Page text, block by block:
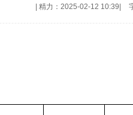
精力：2025-02-12 10:39